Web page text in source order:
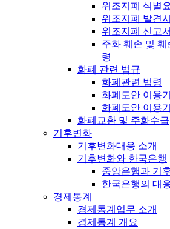
위조지폐 식별
위조지폐 발견
위조지폐 신고
주화 훼손 및
령
화폐 관련 법규
화폐관련 법령
화폐도안 이용
화폐도안 이용
화폐교환 및 주화수급
기후변화
기후변화대응 소개
기후변화와 한국은행
중앙은행과 기
한국은행의 대
경제통계
경제통계업무 소개
경제통계 개요